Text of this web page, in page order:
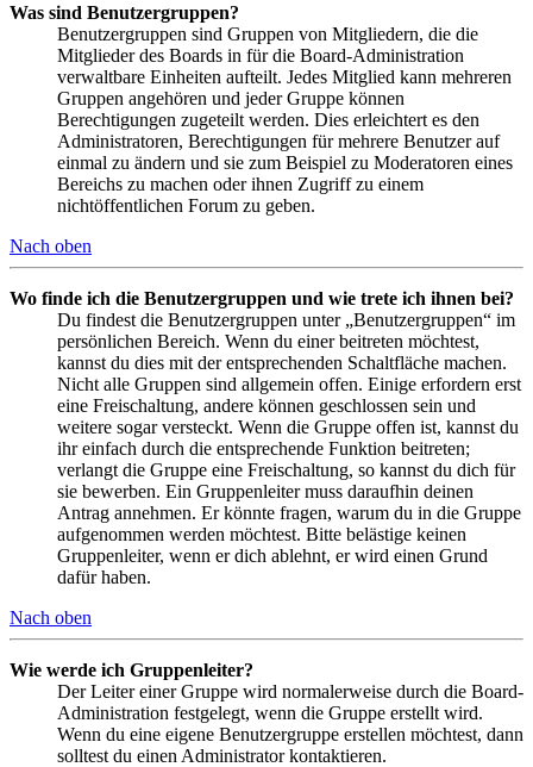
Was sind Benutzergruppen?
Benutzergruppen sind Gruppen von Mitgliedern, die die
Mitglieder des Boards in für die Board-Administration
verwaltbare Einheiten aufteilt. Jedes Mitglied kann mehreren
Gruppen angehören und jeder Gruppe können
Berechtigungen zugeteilt werden. Dies erleichtert es den
Administratoren, Berechtigungen für mehrere Benutzer auf
einmal zu ändern und sie zum Beispiel zu Moderatoren eines
Bereichs zu machen oder ihnen Zugriff zu einem
nichtöffentlichen Forum zu geben.
Nach oben
Wo finde ich die Benutzergruppen und wie trete ich ihnen bei?
Du findest die Benutzergruppen unter „Benutzergruppen“ im
persönlichen Bereich. Wenn du einer beitreten möchtest,
kannst du dies mit der entsprechenden Schaltfläche machen.
Nicht alle Gruppen sind allgemein offen. Einige erfordern erst
eine Freischaltung, andere können geschlossen sein und
weitere sogar versteckt. Wenn die Gruppe offen ist, kannst du
ihr einfach durch die entsprechende Funktion beitreten;
verlangt die Gruppe eine Freischaltung, so kannst du dich für
sie bewerben. Ein Gruppenleiter muss daraufhin deinen
Antrag annehmen. Er könnte fragen, warum du in die Gruppe
aufgenommen werden möchtest. Bitte belästige keinen
Gruppenleiter, wenn er dich ablehnt, er wird einen Grund
dafür haben.
Nach oben
Wie werde ich Gruppenleiter?
Der Leiter einer Gruppe wird normalerweise durch die Board-
Administration festgelegt, wenn die Gruppe erstellt wird.
Wenn du eine eigene Benutzergruppe erstellen möchtest, dann
solltest du einen Administrator kontaktieren.